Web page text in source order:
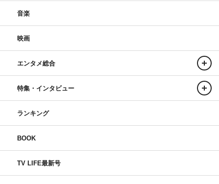
音楽
映画
エンタメ総合
特集・インタビュー
ランキング
BOOK
TV LIFE最新号